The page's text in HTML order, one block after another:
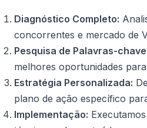
Diagnóstico Completo:
concorrentes e mercado de
Pesquisa de Palavras-
melhores oportunidades
Estratégia Personalizada:
plano de ação específico
Implementação: